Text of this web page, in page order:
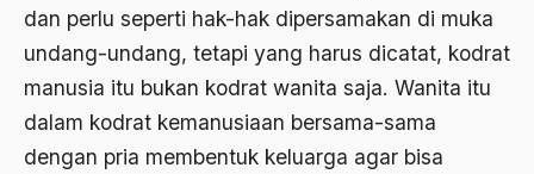
dan perlu seperti hak-hak dipersamakan di muka
undang-undang, tetapi yang harus dicatat, kodrat
manusia itu bukan kodrat wanita saja. Wanita itu
dalam kodrat kemanusiaan bersama-sama
dengan pria membentuk keluarga agar bisa
BJ. Habibie
Blitzkrieg
Bobot Sangkaan